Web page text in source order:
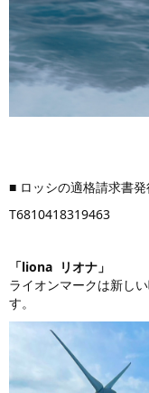
■ ロッシの適格請求書発
T6810418319463
「liona リオナ」
ライオンマークは新し
す。